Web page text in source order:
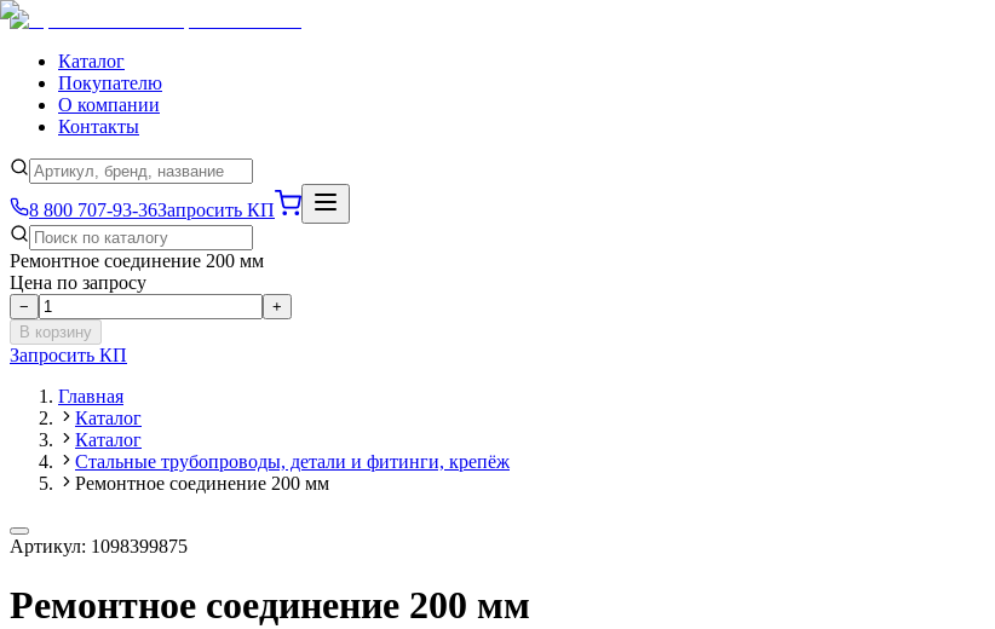
Каталог
Покупателю
О компании
Контакты
8 800 707-93-36Запросить КП
Ремонтное соединение 200 мм
Цена по запросу
−
+
В корзину
Запросить КП
Главная
Каталог
Каталог
Стальные трубопроводы, детали и фитинги, крепёж
Ремонтное соединение 200 мм
Артикул: 1098399875
Ремонтное соединение 200 мм